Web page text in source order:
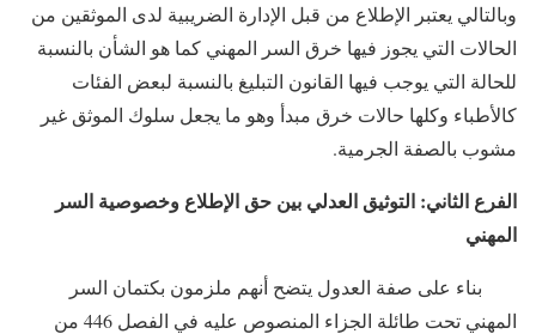
وبالتالي يعتبر الإطلاع من قبل الإدارة الضريبية لدى الموثقين من
الحالات التي يجوز فيها خرق السر المهني كما هو الشأن بالنسبة
للحالة التي يوجب فيها القانون التبليغ بالنسبة لبعض الفئات
كالأطباء وكلها حالات خرق مبدأ وهو ما يجعل سلوك الموثق غير
مشوب بالصفة الجرمية.
الفرع الثاني: التوثيق العدلي بين حق الإطلاع وخصوصية السر
المهني
بناء على صفة العدول يتضح أنهم ملزمون بكتمان السر
المهني تحت طائلة الجزاء المنصوص عليه في الفصل 446 من